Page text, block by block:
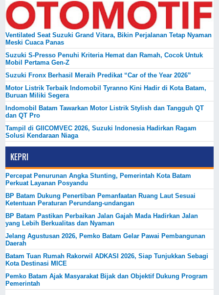
Ventilated Seat Suzuki Grand Vitara, Bikin Perjalanan Tetap Nyaman
Meski Cuaca Panas
Suzuki S-Presso Penuhi Kriteria Hemat dan Ramah, Cocok Untuk
Mobil Pertama Gen-Z
Suzuki Fronx Berhasil Meraih Predikat “Car of the Year 2026”
Motor Listrik Terbaik Indomobil Tyranno Kini Hadir di Kota Batam,
Buruan Miliki Segera
Indomobil Batam Tawarkan Motor Listrik Stylish dan Tangguh QT
dan QT Pro
Tampil di GIICOMVEC 2026, Suzuki Indonesia Hadirkan Ragam
Solusi Kendaraan Niaga
KEPRI
Percepat Penurunan Angka Stunting, Pemerintah Kota Batam
Perkuat Layanan Posyandu
BP Batam Dukung Penertiban Pemanfaatan Ruang Laut Sesuai
Ketentuan Peraturan Perundang-undangan
BP Batam Pastikan Perbaikan Jalan Gajah Mada Hadirkan Jalan
yang Lebih Berkualitas dan Nyaman
Jelang Agustusan 2026, Pemko Batam Gelar Pawai Pembangunan
Daerah
Batam Tuan Rumah Rakorwil ADKASI 2026, Siap Tunjukkan Sebagi
Kota Destinasi MICE
Pemko Batam Ajak Masyarakat Bijak dan Objektif Dukung Program
Pemerintah